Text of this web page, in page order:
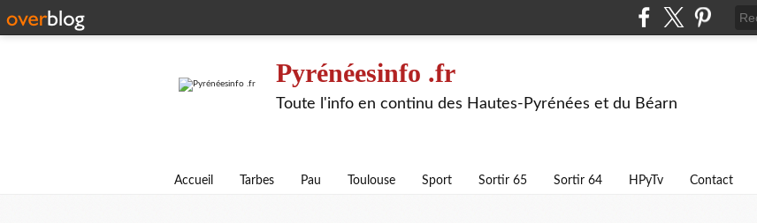
Pyrénéesinfo .fr
Toute l'info en continu des Hautes-Pyrénées et du Béarn
Accueil Tarbes Pau Toulouse Sport Sortir 65 Sortir 64 HPyTv Contact